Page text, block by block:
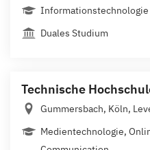
Duales Studium
Technische
Gummersbach, Köln,
Medientechnologie,